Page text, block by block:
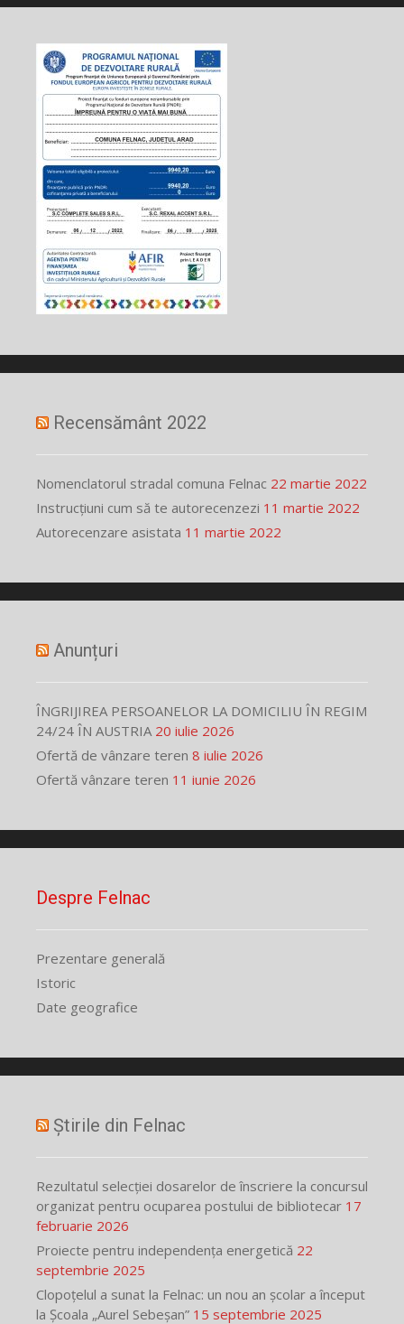
Recensământ 2022
Nomenclatorul stradal comuna Felnac 22 martie 2022
Instrucțiuni cum să te autorecenzezi 11 martie 2022
Autorecenzare asistata 11 martie 2022
Anunțuri
ÎNGRIJIREA PERSOANELOR LA DOMICILIU ÎN REGIM
24/24 ÎN AUSTRIA 20 iulie 2026
Ofertă de vânzare teren 8 iulie 2026
Ofertă vânzare teren 11 iunie 2026
Despre Felnac
Prezentare generală
Istoric
Date geografice
Știrile din Felnac
Rezultatul selecției dosarelor de înscriere la concursul
organizat pentru ocuparea postului de bibliotecar 17
februarie 2026
Proiecte pentru independența energetică 22
septembrie 2025
Clopoțelul a sunat la Felnac: un nou an școlar a început
la Școala „Aurel Sebeșan” 15 septembrie 2025